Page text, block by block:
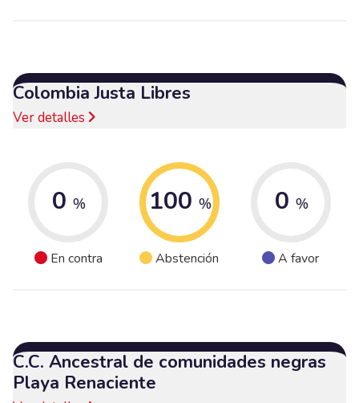
Colombia Justa Libres
Ver detalles
0 %
En contra
100 %
Abstención
0 %
A favor
C.C. Ancestral de comunidades negras
Playa Renaciente